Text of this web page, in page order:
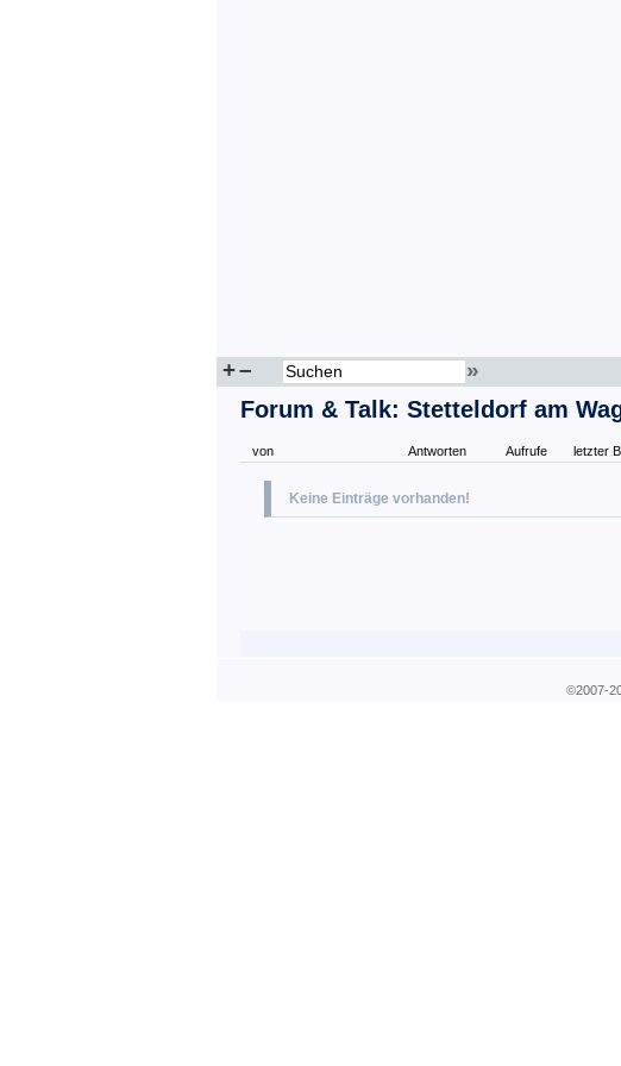
+– »
Forum & Talk: Stetteldorf am
von Antworten Aufrufe letzter
Keine Einträge vorhanden!
©2007-